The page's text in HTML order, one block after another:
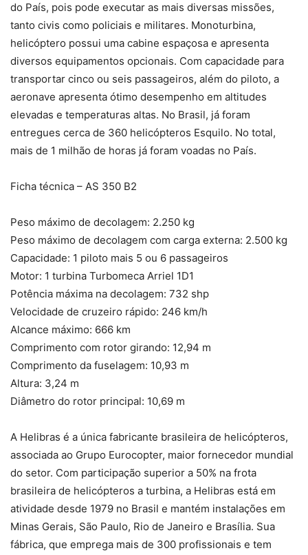
do País, pois pode executar as mais diversas missões,
tanto civis como policiais e militares. Monoturbina,
helicóptero possui uma cabine espaçosa e apresenta
diversos equipamentos opcionais. Com capacidade para
transportar cinco ou seis passageiros, além do piloto, a
aeronave apresenta ótimo desempenho em altitudes
elevadas e temperaturas altas. No Brasil, já foram
entregues cerca de 360 helicópteros Esquilo. No total,
mais de 1 milhão de horas já foram voadas no País.
Ficha técnica – AS 350 B2
Peso máximo de decolagem: 2.250 kg
Peso máximo de decolagem com carga externa: 2.500 kg
Capacidade: 1 piloto mais 5 ou 6 passageiros
Motor: 1 turbina Turbomeca Arriel 1D1
Potência máxima na decolagem: 732 shp
Velocidade de cruzeiro rápido: 246 km/h
Alcance máximo: 666 km
Comprimento com rotor girando: 12,94 m
Comprimento da fuselagem: 10,93 m
Altura: 3,24 m
Diâmetro do rotor principal: 10,69 m
A Helibras é a única fabricante brasileira de helicópteros,
associada ao Grupo Eurocopter, maior fornecedor mundial
do setor. Com participação superior a 50% na frota
brasileira de helicópteros a turbina, a Helibras está em
atividade desde 1979 no Brasil e mantém instalações em
Minas Gerais, São Paulo, Rio de Janeiro e Brasília. Sua
fábrica, que emprega mais de 300 profissionais e tem